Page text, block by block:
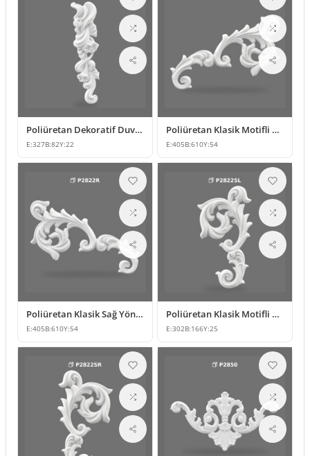
Poliüretan Dekoratif Duvar ve Mobilya Süsleme Modeli
E:327B:82Y:22
Poliüretan Klasik Motifli Duvar ve Mobilya Süsleme Modeli
E:405B:610Y:54
Poliüretan Klasik Sağ Yönlü Duvar Süsleme Motifi
E:405B:610Y:54
Poliüretan Klasik Motifli Duvar ve Mobilya Süsleme Modeli
E:302B:166Y:25